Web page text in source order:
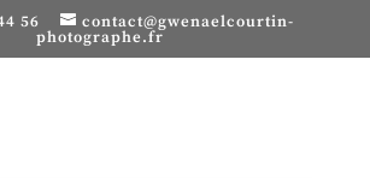
56
contact@gwenaelcourtin-
photographe.fr